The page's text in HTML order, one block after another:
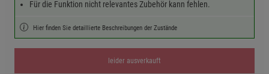
Für die Funktion nicht relevantes Zubehör kann fehlen.
Hier finden Sie detaillierte Beschreibungen der Zustände
leider ausverkauft